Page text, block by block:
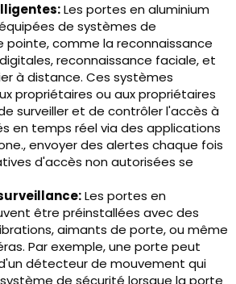
Les portes en aluminium
de systèmes de
pointe, comme la reconnaissance
reconnaissance faciale, et
à distance. Ces systèmes
propriétaires ou aux propriétaires
surveiller et de contrôler l'accès à
en temps réel via des applications
envoyer des alertes chaque fois
d'accès non autorisées se
Les portes en
être préinstallées avec des
aimants de porte, ou même
Par exemple, une porte peut
détecteur de mouvement qui
de sécurité lorsque la porte